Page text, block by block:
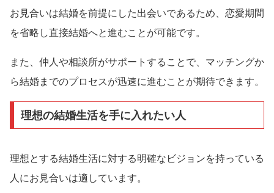
お見合いは結婚を前提にした出会いであるため、恋愛期間
を省略し直接結婚へと進むことが可能です。
また、仲人や相談所がサポートすることで、マッチングか
ら結婚までのプロセスが迅速に進むことが期待できます。
理想の結婚生活を手に入れたい人
理想とする結婚生活に対する明確なビジョンを持っている
人にお見合いは適しています。